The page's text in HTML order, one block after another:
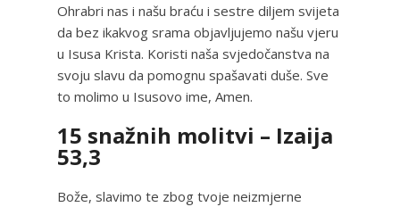
Ohrabri nas i našu braću i sestre diljem svijeta
da bez ikakvog srama objavljujemo našu vjeru
u Isusa Krista. Koristi naša svjedočanstva na
svoju slavu da pomognu spašavati duše. Sve
to molimo u Isusovo ime, Amen.
15 snažnih molitvi – Izaija
53,3
Bože, slavimo te zbog tvoje neizmjerne